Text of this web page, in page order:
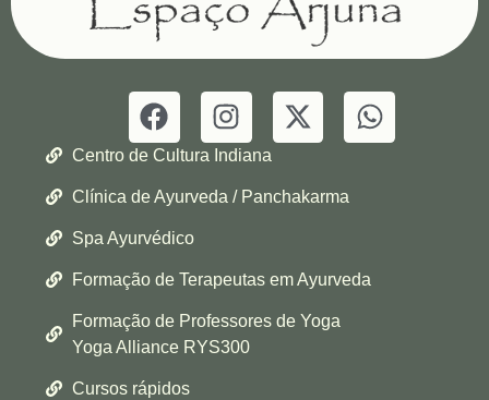
Centro de Cultura Indiana
Clínica de Ayurveda / Panchakarma
Spa Ayurvédico
Formação de Terapeutas em Ayurveda
Formação de Professores de Yoga
Yoga Alliance RYS300
Cursos rápidos